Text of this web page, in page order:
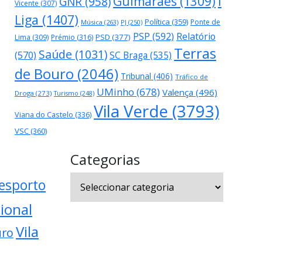
Vicente (307)
Liga (1407) Música (263) PJ (250) Política (359) Ponte de
Lima (309) Prémio (316) PSD (377) PSP (592) Relatório
(570) Saúde (1031)SC Braga (535) Terras
de Bouro (2046) Tribunal (406) Tráfico de
Droga (273) Turismo (248) UMinho (678) Valença (496)
Viana do Castelo (336) Vila Verde (3793)
VSC(360)
Vila
Categorias